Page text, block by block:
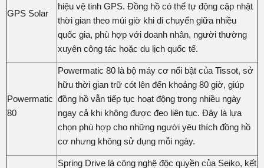
GPS Solar
hiệu vệ tinh GPS. Đồng hồ có thể tự động cập nhật
thời gian theo múi giờ khi di chuyển giữa nhiều
quốc gia, phù hợp với doanh nhân, người thường
xuyên công tác hoặc du lịch quốc tế.
Powermatic
80
Powermatic 80 là bộ máy cơ nổi bật của Tissot, sở
hữu thời gian trữ cót lên đến khoảng 80 giờ, giúp
đồng hồ vẫn tiếp tục hoạt động trong nhiều ngày
ngay cả khi không được đeo liên tục. Đây là lựa
chọn phù hợp cho những người yêu thích đồng hồ
cơ nhưng không sử dụng mỗi ngày.
Spring Drive là công nghệ độc quyền của Seiko, kết